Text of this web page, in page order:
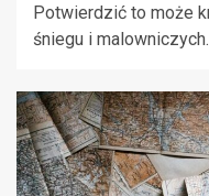
Potwierdzić to może
śniegu i